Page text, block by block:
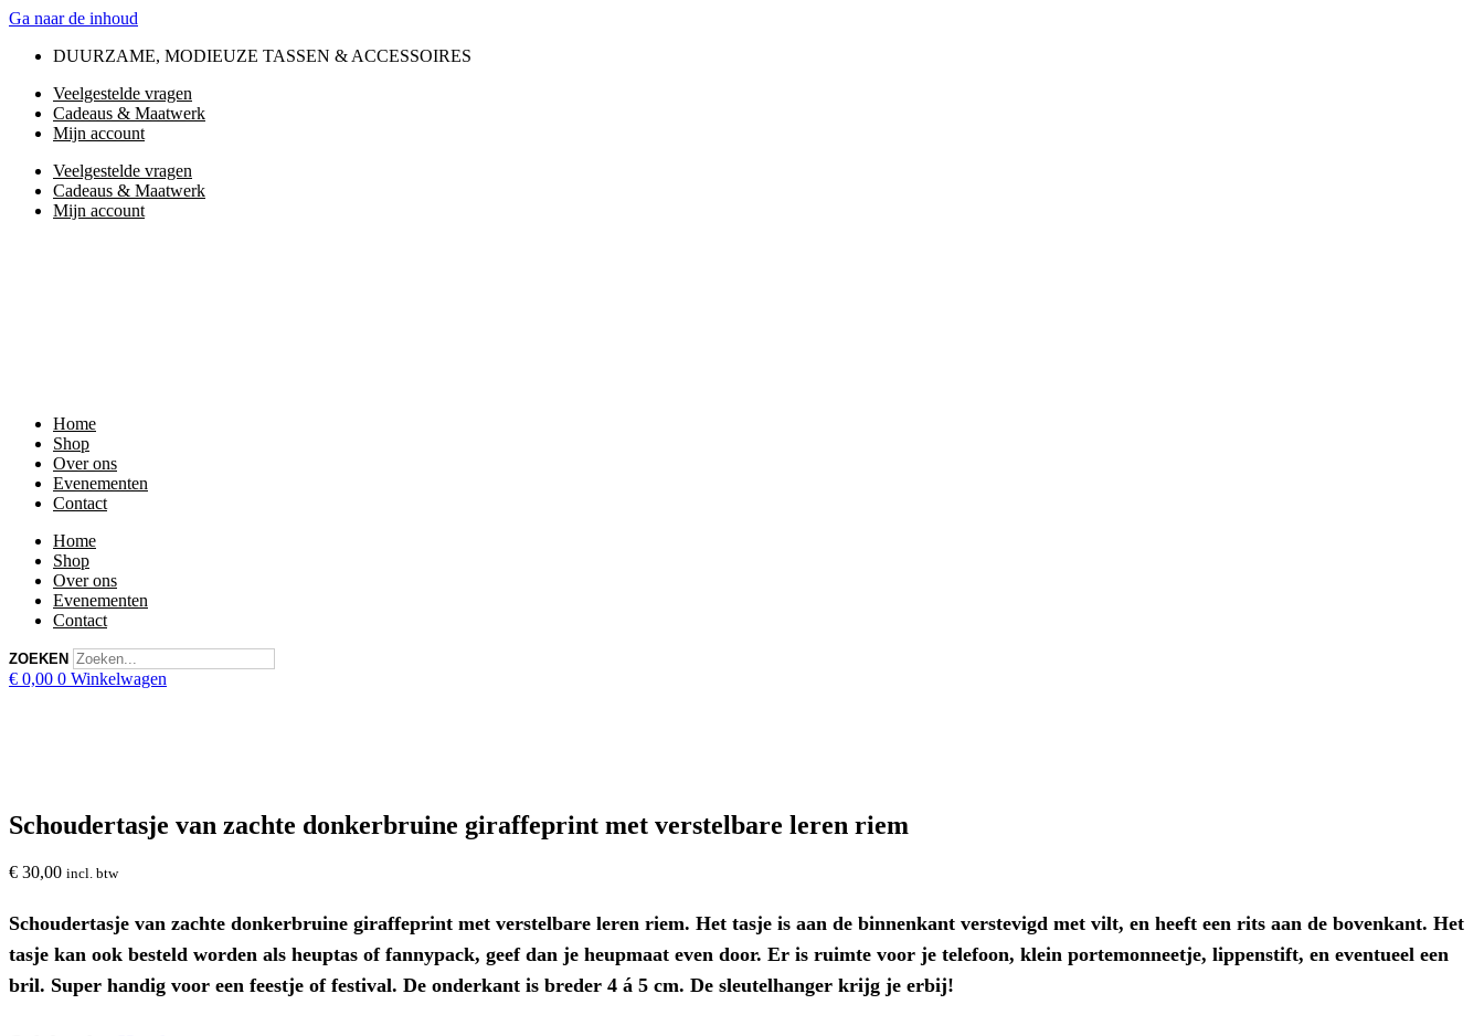
Ga naar de inhoud
DUURZAME, MODIEUZE TASSEN & ACCESSOIRES
Veelgestelde vragen
Cadeaus & Maatwerk
Mijn account
Veelgestelde vragen
Cadeaus & Maatwerk
Mijn account
Home
Shop
Over ons
Evenementen
Contact
Home
Shop
Over ons
Evenementen
Contact
ZOEKEN
€ 0,00 0 Winkelwagen
Schoudertasje van zachte donkerbruine giraffeprint met verstelbare leren riem
€ 30,00 incl. btw
Schoudertasje van zachte donkerbruine giraffeprint met verstelbare leren riem. Het tasje is aan de binnenkant verstevigd met vilt, en heeft een rits aan de bovenkant. Het
tasje kan ook besteld worden als heuptas of fannypack, geef dan je heupmaat even door. Er is ruimte voor je telefoon, klein portemonneetje, lippenstift, en eventueel een
bril. Super handig voor een feestje of festival. De onderkant is breder 4 á 5 cm. De sleutelhanger krijg je erbij!